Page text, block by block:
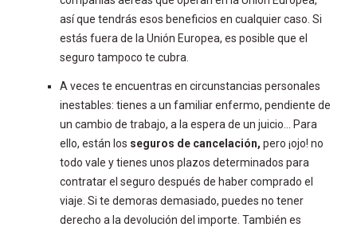
así que tendrás esos beneficios en cualquier caso. Si
estás fuera de la Unión Europea, es posible que el
seguro tampoco te cubra.
A veces te encuentras en circunstancias personales
inestables: tienes a un familiar enfermo, pendiente de
un cambio de trabajo, a la espera de un juicio… Para
ello, están los seguros de cancelación, pero ¡ojo! no
todo vale y tienes unos plazos determinados para
contratar el seguro después de haber comprado el
viaje. Si te demoras demasiado, puedes no tener
derecho a la devolución del importe. También es